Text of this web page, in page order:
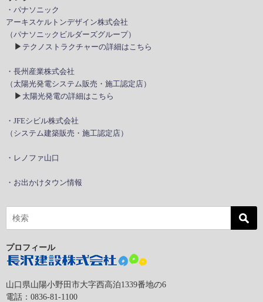
・パナソニック
アーキスケルトンデザイン株式会社
（パナソニックビルダーズグループ）
▶ テクノストラクチャーの詳細はこちら
・長州産業株式会社
（太陽光発電システム販売・施工認定店）
▶ 太陽光発電の詳細はこちら
・JFEシビル株式会社
（システム建築販売・施工認定店）
・レノファ山口
・お出かけタウン情報
プロフィール
山口県山陽小野田市大字西高泊1339番地の6
電話：0836-81-1100